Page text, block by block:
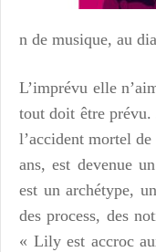
n de musique, au
L’imprévu elle
tout doit être prévu.
l’accident mortel de
ans, est devenue
est un archétype,
des process, des
« Lily est accroc